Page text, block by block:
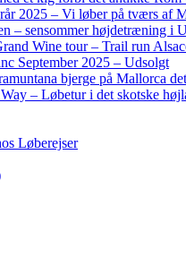
2025 – Vi løber på tværs af
– sensommer højdetræning i
Wine tour – Trail run
September 2025 – Udsolgt
bjerge på Mallorca
– Løbetur i det skotske
Løberejser